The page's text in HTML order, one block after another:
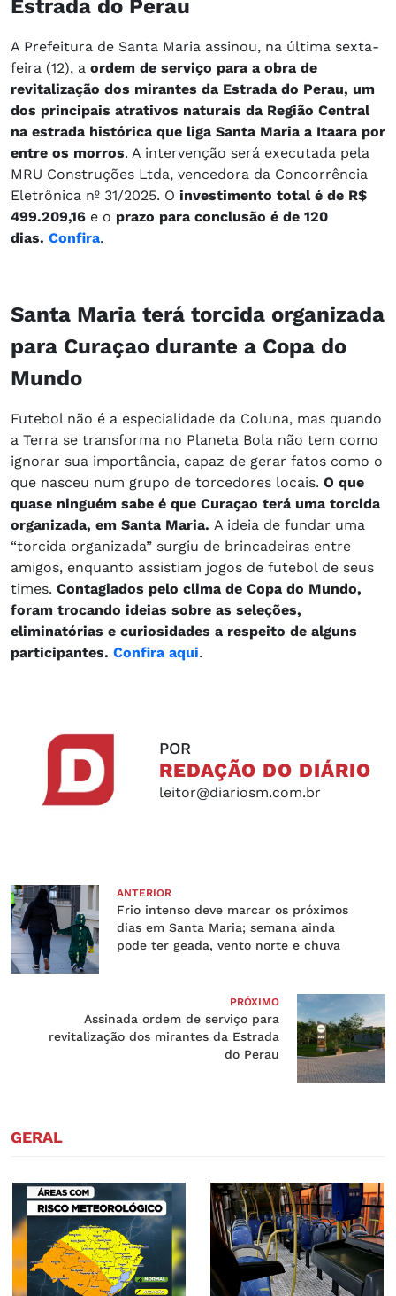
Estrada do Perau
A Prefeitura de Santa Maria assinou, na última sexta-
feira (12), a ordem de serviço para a obra de
revitalização dos mirantes da Estrada do Perau, um
dos principais atrativos naturais da Região Central
na estrada histórica que liga Santa Maria a Itaara por
entre os morros. A intervenção será executada pela
MRU Construções Ltda, vencedora da Concorrência
Eletrônica nº 31/2025. O investimento total é de R$
499.209,16 e o prazo para conclusão é de 120
dias. Confira.
Santa Maria terá torcida organizada
para Curaçao durante a Copa do
Mundo
Futebol não é a especialidade da Coluna, mas quando
a Terra se transforma no Planeta Bola não tem como
ignorar sua importância, capaz de gerar fatos como o
que nasceu num grupo de torcedores locais. O que
quase ninguém sabe é que Curaçao terá uma torcida
organizada, em Santa Maria. A ideia de fundar uma
“torcida organizada” surgiu de brincadeiras entre
amigos, enquanto assistiam jogos de futebol de seus
times. Contagiados pelo clima de Copa do Mundo,
foram trocando ideias sobre as seleções,
eliminatórias e curiosidades a respeito de alguns
participantes. Confira aqui.
POR
REDAÇÃO DO DIÁRIO
leitor@diariosm.com.br
ANTERIOR
Frio intenso deve marcar os próximos
dias em Santa Maria; semana ainda
pode ter geada, vento norte e chuva
PRÓXIMO
Assinada ordem de serviço para
revitalização dos mirantes da Estrada
do Perau
GERAL